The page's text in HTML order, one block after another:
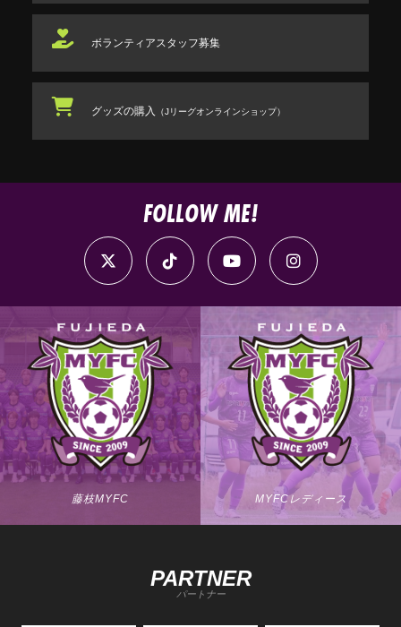
ボランティアスタッフ募集
グッズの購入 （Jリーグオンラインショップ）
FOLLOW ME!
藤枝MYFC MYFCレディース
PARTNER
パートナー